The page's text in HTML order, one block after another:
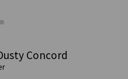
Concord